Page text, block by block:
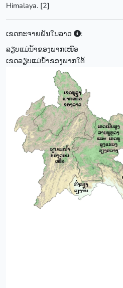
Himalaya. [2]
ເຂດກະຈາຍພັນໃນລາວ
:
ລຽບແມ່ນ້ຳຂອງພາກເໜືອ
ເຂດລຽບແມ່ນ້ຳຂອງພາກໃຕ້